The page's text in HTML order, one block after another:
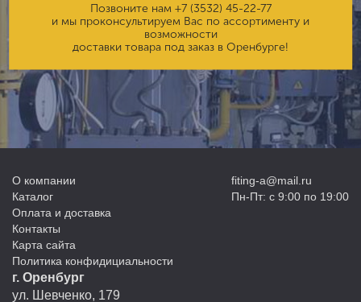
Позвоните нам +7 (3532) 45-22-77
и мы проконсультируем Вас по ассортименту и
возможности
доставки товара под заказ в Оренбурге!
О компании
Каталог
Оплата и доставка
Контакты
Карта сайта
Политика конфидициальности
fiting-a@mail.ru
Пн-Пт: с 9:00 по 19:00
г. Оренбург
ул. Шевченко, 179